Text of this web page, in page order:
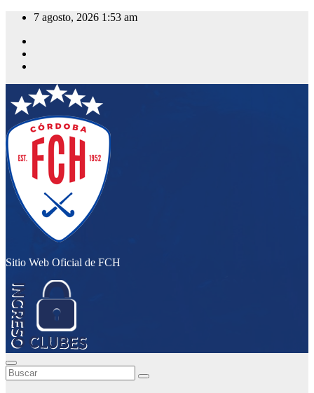
Saltar
contenido
7 agosto, 2026 1:53 am
Sitio Web Oficial de FCH